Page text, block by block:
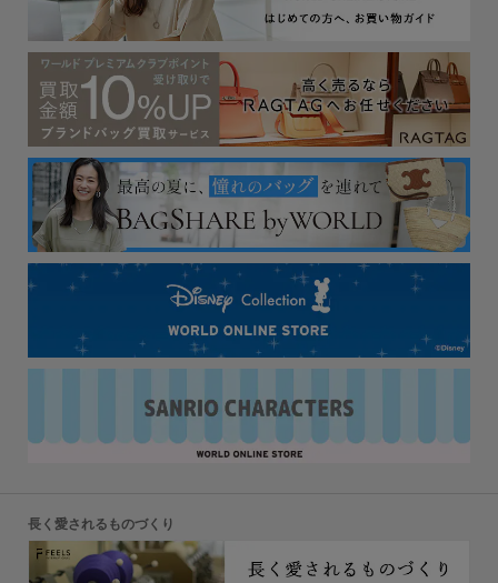
長く愛されるものづくり